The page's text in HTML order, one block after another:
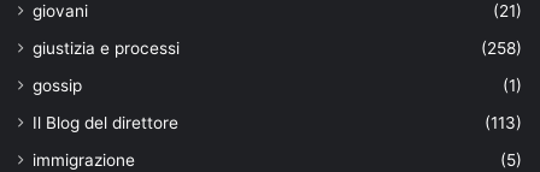
giovani
(21)
giustizia e processi
(258)
gossip
(1)
Il Blog del direttore
(113)
immigrazione
(5)